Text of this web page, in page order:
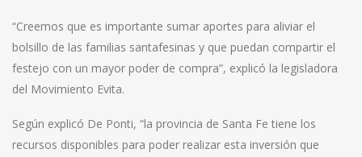
“Creemos que es importante sumar aportes para aliviar el
bolsillo de las familias santafesinas y que puedan compartir el
festejo con un mayor poder de compra”, explicó la legisladora
del Movimiento Evita.
Según explicó De Ponti, “la provincia de Santa Fe tiene los
recursos disponibles para poder realizar esta inversión que